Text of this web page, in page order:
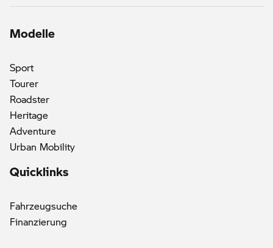
Modelle
Sport
Tourer
Roadster
Heritage
Adventure()
Urban Mobility
Quicklinks
Fahrzeugsuche
Finanzierung